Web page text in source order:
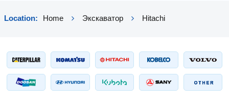
Location: Home Экскаватор Hitachi